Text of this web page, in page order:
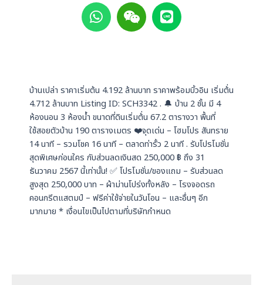
h
a
p
p
e
i
i
n
บ้านเปล่า ราคาเริ่มต้น 4.192 ล้านบาท ราคาพร้อมบิ้วอิน เริ่มต้่น
4.712 ล้านบาท Listing ID: SCH3342 . 🔔 บ้าน 2 ชั้น มี 4
ห้องนอน 3 ห้องน้ำ ขนาดที่ดินเริ่มต้่น 67.2 ตารางวา พื้นที่
ใช้สอยตัวบ้าน 190 ตารางเมตร ❤️จุดเด่น – โฮมโปร สันทราย
14 นาที – รวมโชค 16 นาที – ตลาดท่ารั้ว 2 นาที . รับโปรโมชั่น
สุดพิเศษก่อนใคร กับส่วนลดเงินสด 250,000 ฿ ถึง 31
ธันวาคม 2567 นี้เท่านั้น! ✅ โปรโมชั่น/ของแถม – รับส่วนลด
สูงสุด 250,000 บาท – ผ้าม่านโปร่งทั้งหลัง – โรงจอดรถ
คอนกรีตแสตมป์ – ฟรีค่าใช้จ่ายในวันโอน – และอื่นๆ อีก
มากมาย * เงื่อนไขเป็นไปตามที่บริษัทกำหนด